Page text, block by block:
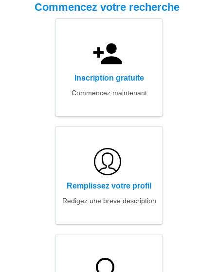
Commencez votre recherche
Inscription gratuite
Commencez maintenant
Remplissez votre profil
Redigez une breve description